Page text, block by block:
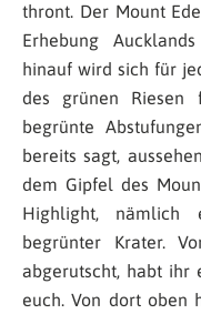
thront. Der Mount
Erhebung
hinauf wird sich für
des grünen Riesen
begrünte
bereits sagt,
dem Gipfel des
Highlight,
begrünter Krater.
abgerutscht, habt ihr
euch. Von dort oben